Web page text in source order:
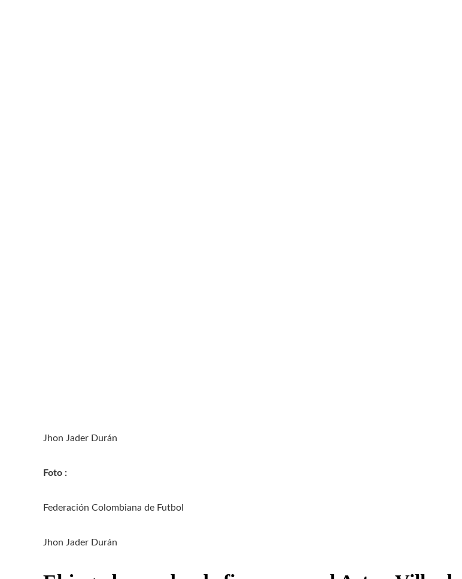
Jhon Jader Durán
Foto :
Federación Colombiana de Futbol
Jhon Jader Durán